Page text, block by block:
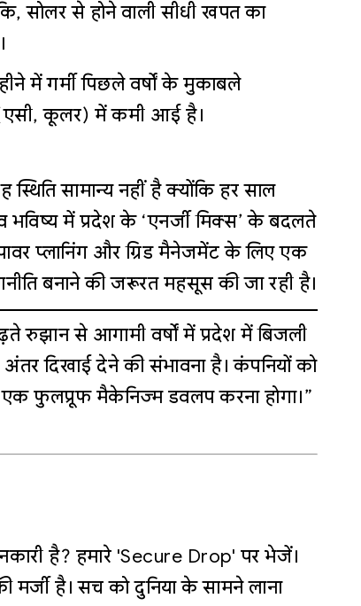
सोलर से होने वाली सीधी खपत का
में गर्मी पिछले वर्षों के मुकाबले
कूलर) में कमी आई है।
सामान्य नहीं है क्योंकि हर साल
में प्रदेश के ‘एनर्जी मिक्स’ के बदलते
पावर प्लानिंग और ग्रिड मैनेजमेंट के लिए एक
बनाने की जरूरत महसूस की जा रही है।
रुझान से आगामी वर्षों में प्रदेश में बिजली
दिखाई देने की संभावना है। कंपनियों को
फुलप्रूफ मैकेनिज्म डवलप करना होगा।”
है? हमारे 'Secure Drop' पर भेजें।
है। सच को दुनिया के सामने लाना